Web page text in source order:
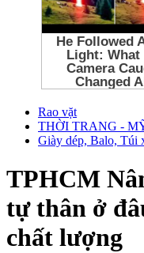
Rao vặt
THỜI TRANG -
Giày dép, Balo, Túi
TPHCM
tự thân ở
chất lượng